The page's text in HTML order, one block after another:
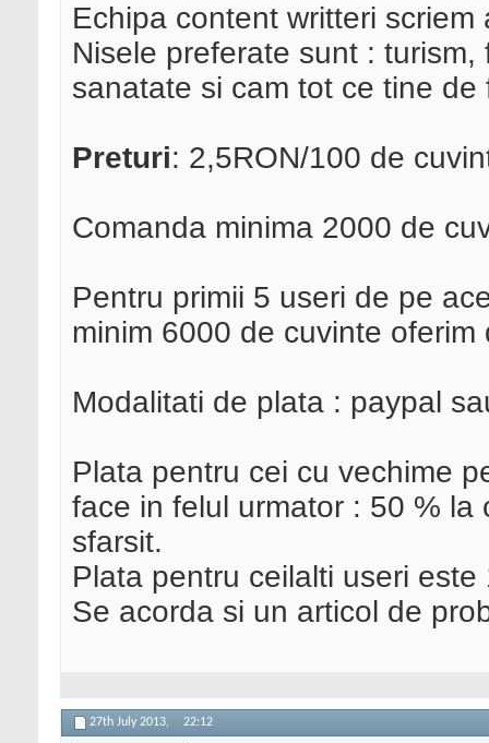
Echipa content writteri
Nisele preferate sunt :
sanatate si cam tot ce tine de
Preturi: 2,5RON/100 de
Comanda minima 2000 de
Pentru primii 5 useri de pe
minim 6000 de cuvinte oferim
Modalitati de plata : paypal
Plata pentru cei cu vechime
face in felul urmator : 50 % la
sfarsit.
Plata pentru ceilalti useri
Se acorda si un articol de
27th July 2013, 22:12